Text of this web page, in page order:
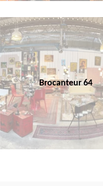
Brocanteur 64